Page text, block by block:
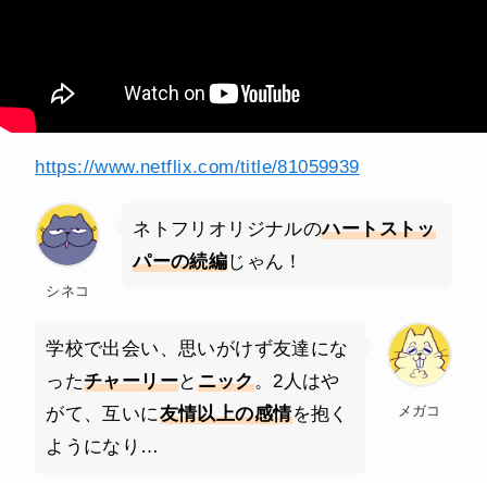
https://www.netflix.com/title/81059939
シネコ
ネトフリオリジナルのハートストッ
パーの続編じゃん！
メガコ
学校で出会い、思いがけず友達にな
ったチャーリーと ニック。2人はや
がて、互いに友情以上の感情を抱く
ようになり…